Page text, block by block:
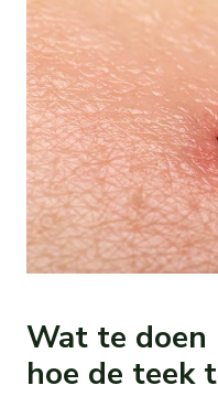
Wat te doen
hoe de teek